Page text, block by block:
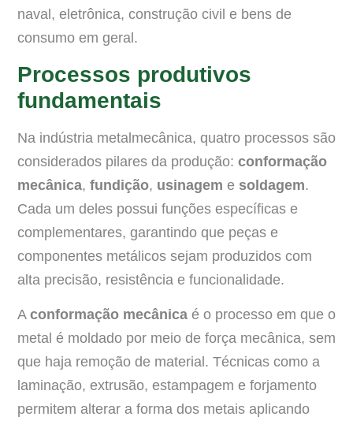
naval, eletrônica, construção civil e bens de
consumo em geral.
Processos produtivos
fundamentais
Na indústria metalmecânica, quatro processos são
considerados pilares da produção: conformação
mecânica, fundição, usinagem e soldagem.
Cada um deles possui funções específicas e
complementares, garantindo que peças e
componentes metálicos sejam produzidos com
alta precisão, resistência e funcionalidade.
A conformação mecânica é o processo em que o
metal é moldado por meio de força mecânica, sem
que haja remoção de material. Técnicas como a
laminação, extrusão, estampagem e forjamento
permitem alterar a forma dos metais aplicando